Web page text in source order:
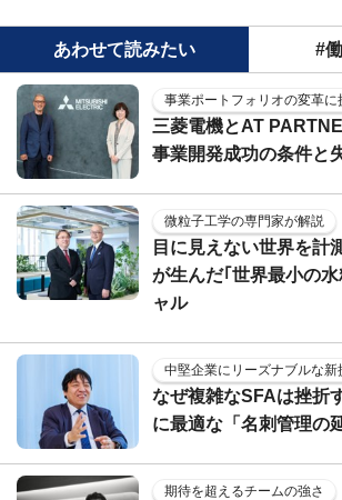
あわせて読みたい #
事業ポートフォリオの変革に
三菱電機とAT
事業開発成功の条件と
微粒子工学の専門家が解説
目に見えない世界を
が生んだ｢世界最小の
ャル
中堅企業にリーズナブルな新
なぜ複雑なSFAは挫折
に最適な「名刺管理の
期待を超えるチームの強さ